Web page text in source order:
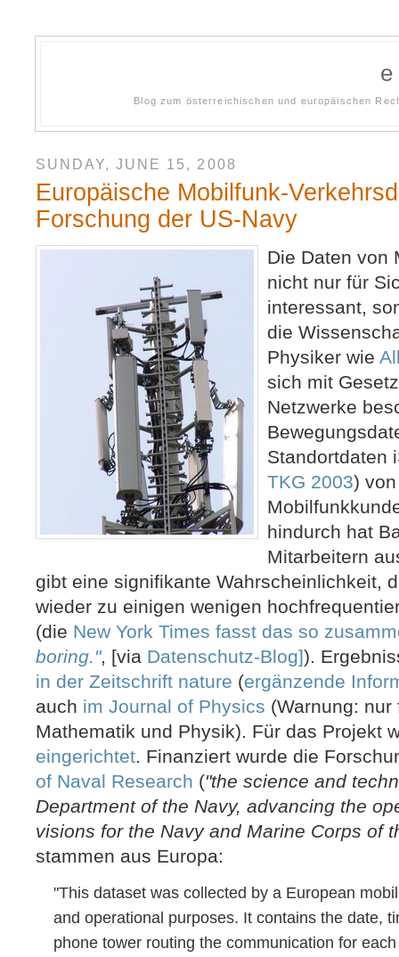
Blog zum österreichischen und europäischen
SUNDAY, JUNE 15, 2008
Europäische Mobilfunk-
Forschung der US-Navy
Die Daten von
nicht nur für
interessant,
die
Physiker wie
sich mit
Netzwerke
Standortdaten
TKG 2003)
hindurch hat
Mitarbeitern
gibt eine signifikante Wahrscheinlichkeit,
wieder zu einigen wenigen
(die New York Times fasst das so
boring.", [via Datenschutz-Blog]).
in der Zeitschrift nature (ergänzende
auch im Journal of Physics (Warnung:
Mathematik und Physik). Für das Projekt
eingerichtet. Finanziert wurde die
of Naval Research ("the science and
Department of the Navy, advancing the
visions for the Navy and Marine Corps of
stammen aus Europa:
"This dataset was collected by a European
and operational purposes. It contains the date,
phone tower routing the communication for